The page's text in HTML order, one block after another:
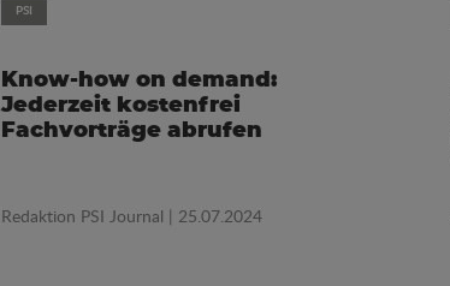
PSI
Know-how on demand:
Jederzeit kostenfrei
Fachvorträge abrufen
Redaktion PSI Journal | 25.07.2024